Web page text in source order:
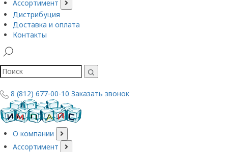
Ассортимент
Дистрибуция
Доставка и оплата
Контакты
8 (812) 677-00-10 Заказать звонок
О компании
Ассортимент